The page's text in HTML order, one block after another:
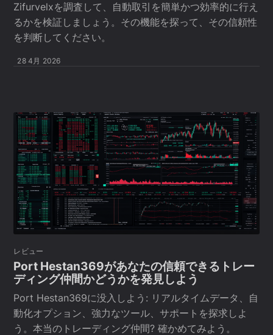
Zifurvelxを調査して、自動取引を簡単かつ効率的に行え
るかを検証しましょう。その機能を探って、その信頼性
を判断してください。
28 4月 2026
レビュー
Port Hestan369があなたの信頼できるトレー
ディング仲間かどうかを発見しよう
Port Hestan369に没入しよう: リアルタイムデータ、自
動化オプション、強力なツール、サポートを探求しよ
う。本当のトレーディング仲間? 確かめてみよう。